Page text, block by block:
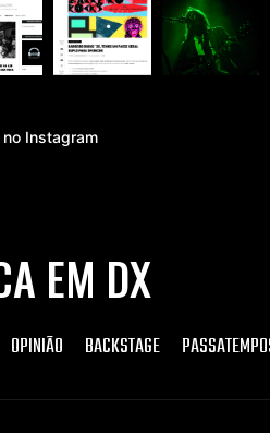
no Instagram
EM DX
OPINIÃO BACKSTAGE